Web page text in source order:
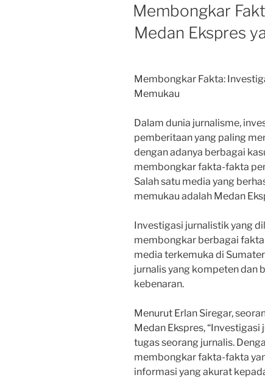
Membongkar
Medan Ekspres
Membongkar Fakta:
Memukau
Dalam dunia jurnalisme,
pemberitaan yang paling
dengan adanya berbagai
membongkar fakta-fakta
Salah satu media yang
memukau adalah Medan
Investigasi jurnalistik yang
membongkar berbagai
media terkemuka di
jurnalis yang kompeten dan
kebenaran.
Menurut Erlan Siregar,
Medan Ekspres,
tugas seorang jurnalis.
membongkar fakta-fakta
informasi yang akurat